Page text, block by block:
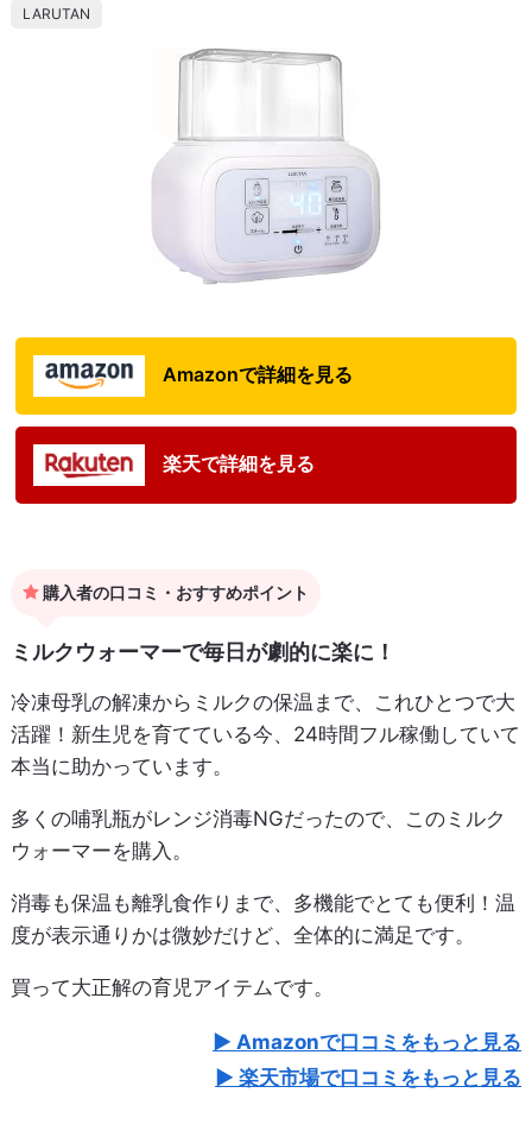
LARUTAN
Amazonで詳細を見る
楽天で詳細を見る
購入者の口コミ・おすすめポイント
ミルクウォーマーで毎日が劇的に楽に！
冷凍母乳の解凍からミルクの保温まで、これひとつで大
活躍！新生児を育てている今、24時間フル稼働していて
本当に助かっています。
多くの哺乳瓶がレンジ消毒NGだったので、このミルク
ウォーマーを購入。
消毒も保温も離乳食作りまで、多機能でとても便利！温
度が表示通りかは微妙だけど、全体的に満足です。
買って大正解の育児アイテムです。
Amazonで口コミをもっと見る
楽天市場で口コミをもっと見る